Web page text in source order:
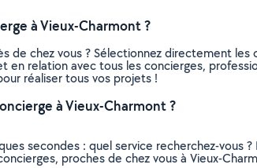
à Vieux-Charmont ?
de chez vous ? Sélectionnez directement
en relation avec tous les concierges,
réaliser tous vos projets !
à Vieux-Charmont ?
secondes : quel service recherchez-vous
proches de chez vous à Vieux-